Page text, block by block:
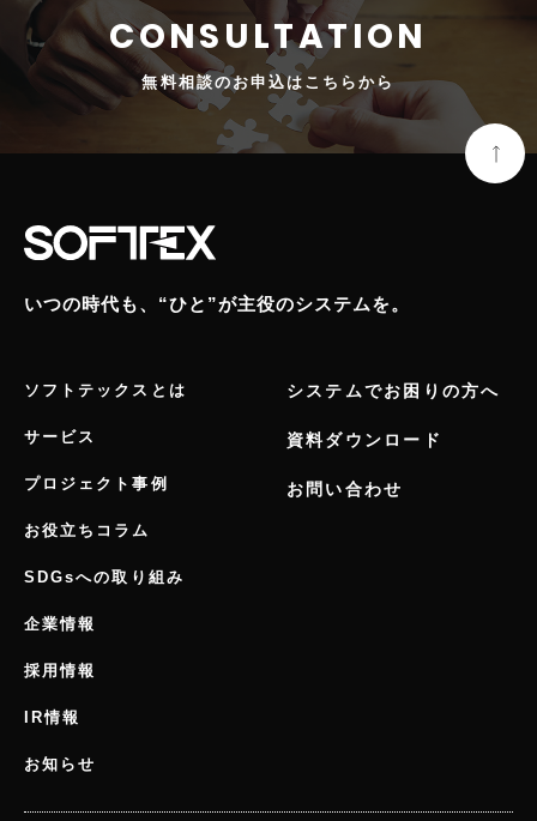
無料相談のお申込はこちらから
いつの時代も、“ひと”が主役のシステムを。
ソフトテックスとは
サービス
プロジェクト事例
お役立ちコラム
SDGsへの取り組み
企業情報
採用情報
IR情報
お知らせ
システムでお困りの方へ
資料ダウンロード
お問い合わせ